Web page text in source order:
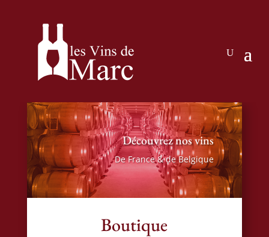
Découvrez nos vins
De France & de Belgique
Boutique